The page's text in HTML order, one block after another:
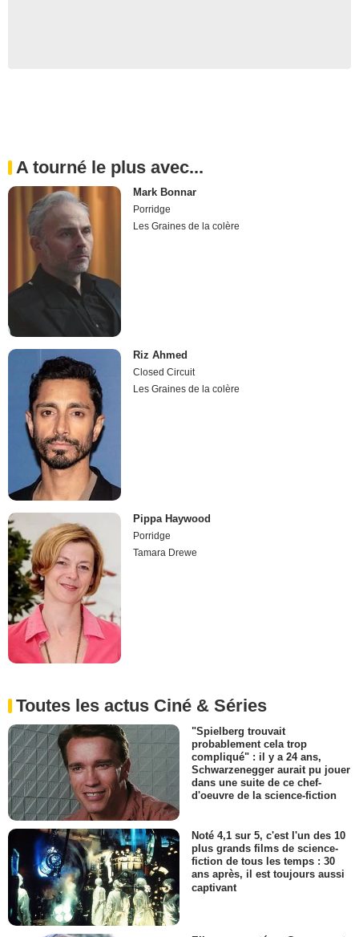
A tourné le plus avec...
Mark Bonnar
Porridge
Les Graines de la colère
Riz Ahmed
Closed Circuit
Les Graines de la colère
Pippa Haywood
Porridge
Tamara Drewe
Toutes les actus Ciné & Séries
"Spielberg trouvait
probablement cela trop
compliqué" : il y a 24 ans,
Schwarzenegger aurait pu jouer
dans une suite de ce chef-
d'oeuvre de la science-fiction
Noté 4,1 sur 5, c'est l'un des 10
plus grands films de science-
fiction de tous les temps : 30
ans après, il est toujours aussi
captivant